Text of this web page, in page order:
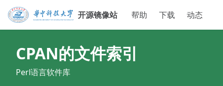
开源镜像站 帮助 下载 动态
CPAN的文件索引
Perl语言软件库